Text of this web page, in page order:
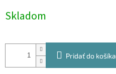
cena:
Skladom
Pridať do košíka